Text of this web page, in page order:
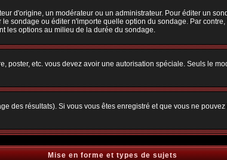
d'origine, un modérateur ou un administrateur. Pour éditer un
sondage ou éditer n'importe quelle option du sondage. Par
les options au milieu de la durée du sondage.
poster, etc. vous devez avoir une autorisation spéciale. Seuls le
des résultats). Si vous vous êtes enregistré et que vous ne
Mise en forme et types de sujets